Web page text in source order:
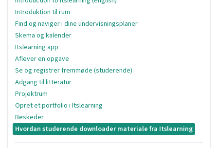
Introduktion til rum
Find og naviger i dine undervisningsplaner
Skema og kalender
Itslearning app
Aflever en opgave
Se og registrer fremmøde (studerende)
Adgang til litteratur
Projektrum
Opret et portfolio i Itslearning
Beskeder
Hvordan studerende downloader materiale fra Itslearning